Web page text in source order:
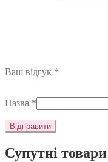
Ваш відгук *
Назва *
Супутні товари